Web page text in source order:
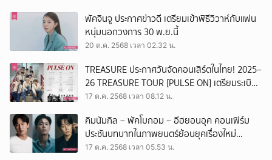
พัคจินจู ประกาศข่าวดี เตรียมเข้าพิธีวิวาห์กับแฟน
หนุ่มนอกวงการ 30 พ.ย.นี้
20 ต.ค. 2568 เวลา 02.32 น.
TREASURE ประกาศวันจัดคอนเสิร์ตในไทย! 2025–
26 TREASURE TOUR [PULSE ON] เตรียมระเบิด
ความมันส์ 16 พ.ค.นี้ ที่สนามศุภชลาศัย
17 ต.ค. 2568 เวลา 08.12 น.
คิมนัมกิล – พัคโบกอม – อีฮยอนอุค คอนเฟิร์ม
ประชันบทบาทในภาพยนตร์ย้อนยุคเรื่องใหม่
ถ่ายทอดประวัติศาสตร์สุดเข้มข้น
17 ต.ค. 2568 เวลา 05.53 น.